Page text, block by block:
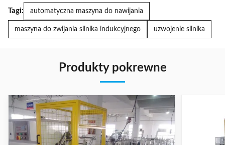
Tagi: automatyczna maszyna do nawijania
maszyna do zwijania silnika indukcyjnego uzwojenie silnika
Produkty pokrewne